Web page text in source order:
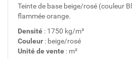
Teinte de base beige/rosé (couleur
flammée orange.
Densité : 1750 kg/m³
Couleur : beige/rosé
Unité de vente : m²